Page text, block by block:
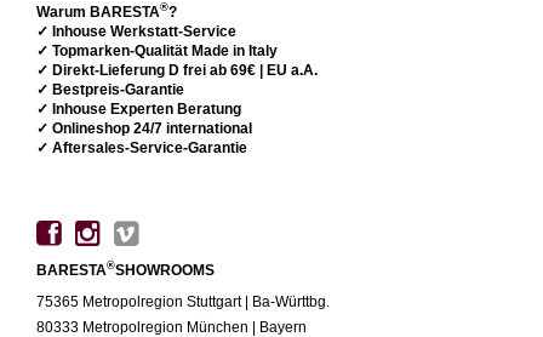
Warum BARESTA®?
✓ Inhouse Werkstatt-Service
✓ Topmarken-Qualität Made in Italy
✓ Direkt-Lieferung D frei ab 69€ | EU a.A.
✓ Bestpreis-Garantie
✓ Inhouse Experten Beratung
✓ Onlineshop 24/7 international
✓ Aftersales-Service-Garantie
BARESTA®SHOWROOMS
75365 Metropolregion Stuttgart | Ba-Württbg.
80333 Metropolregion München | Bayern